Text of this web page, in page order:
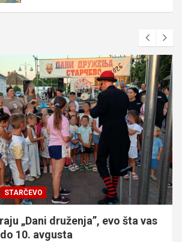
STARČEVO
„Dani druženja”, evo šta vas
10. avgusta